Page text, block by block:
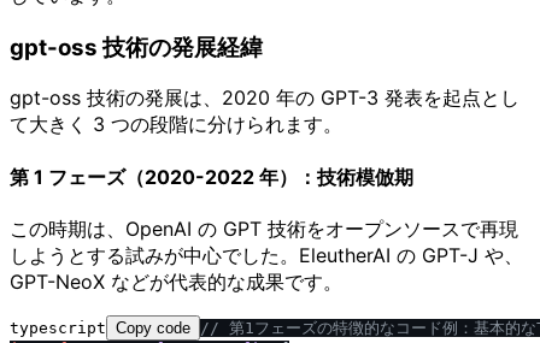
gpt-oss 技術の発展経緯
gpt-oss 技術の発展は、2020 年の GPT-3 発表を起点とし
て大きく 3 つの段階に分けられます。
第 1 フェーズ（2020-2022 年）：技術模倣期
この時期は、OpenAI の GPT 技術をオープンソースで再現
しようとする試みが中心でした。EleutherAI の GPT-J や、
GPT-NeoX などが代表的な成果です。
typescript Copy code / / 第1フェーズの特徴的なコード例：基本